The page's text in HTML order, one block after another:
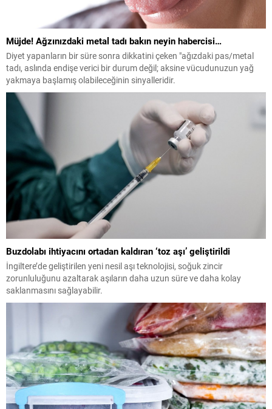
Müjde! Ağzınızdaki metal tadı bakın neyin habercisi…
Diyet yapanların bir süre sonra dikkatini çeken "ağızdaki pas/metal
tadı, aslında endişe verici bir durum değil; aksine vücudunuzun yağ
yakmaya başlamış olabileceğinin sinyalleridir.
Buzdolabı ihtiyacını ortadan kaldıran ‘toz aşı’ geliştirildi
İngiltere’de geliştirilen yeni nesil aşı teknolojisi, soğuk zincir
zorunluluğunu azaltarak aşıların daha uzun süre ve daha kolay
saklanmasını sağlayabilir.